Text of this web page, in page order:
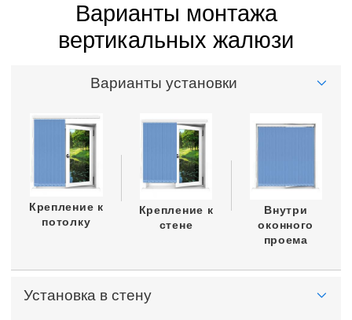
Варианты монтажа
вертикальных жалюзи
Варианты установки
Крепление к
потолку
Крепление к
стене
Внутри
оконного
проема
Установка в стену